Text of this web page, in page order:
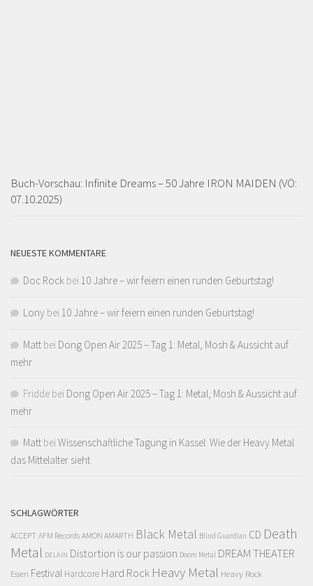
Buch-Vorschau: Infinite Dreams – 50 Jahre IRON MAIDEN (VÖ:
07.10.2025)
NEUESTE KOMMENTARE
Doc Rock bei 10 Jahre – wir feiern einen runden Geburtstag!
Lony bei 10 Jahre – wir feiern einen runden Geburtstag!
Matt bei Dong Open Air 2025 – Tag 1: Metal, Mosh & Aussicht auf
mehr
Fridde bei Dong Open Air 2025 – Tag 1: Metal, Mosh & Aussicht auf
mehr
Matt bei Wissenschaftliche Tagung in Kassel: Wie der Heavy Metal
das Mittelalter sieht
SCHLAGWÖRTER
ACCEPT AFM Records AMON AMARTH Black Metal Blind Guardian CD Death
Metal DELAIN Distortion is our passion Doom Metal DREAM THEATER
Essen Festival Hardcore Hard Rock Heavy Metal Heavy Rock